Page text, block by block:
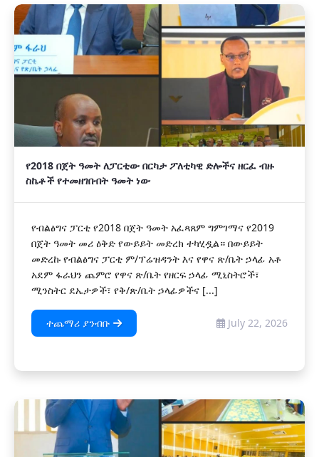
የ2018 በጀት ዓመት ለፓርቲው በርካታ ፖለቲካዊ ድሎችና ዘርፈ ብዙ
ስኬቶች የተመዘገቡበት ዓመት ነው
የብልፅግና ፓርቲ የ2018 በጀት ዓመት አፈጻጸም ግምገማና የ2019
በጀት ዓመት መሪ ዕቅድ የውይይት መድረክ ተካሂዷል። በውይይት
መድረኩ የብልፅግና ፓርቲ ም/ፕሬዝዳንት እና የዋና ጽ/ቤት ኃላፊ አቶ
አደም ፋራህን ጨምሮ የዋና ጽ/ቤት የዘርፍ ኃላፊ ሚኒስትሮች፣
ሚንስትር ደኤታዎች፣ የቅ/ጽ/ቤት ኃላፊዎችና [...]
ተጨማሪ ያንብቡ July 22, 2026